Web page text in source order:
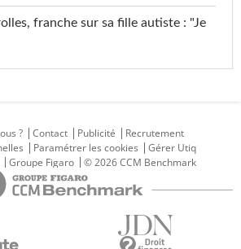
franche sur sa fille autiste : "Je
?
Contact Publicité
Recrutement
Paramétrer les cookies
Gérer Utiq
Groupe Figaro © 2026 CCM Benchmark